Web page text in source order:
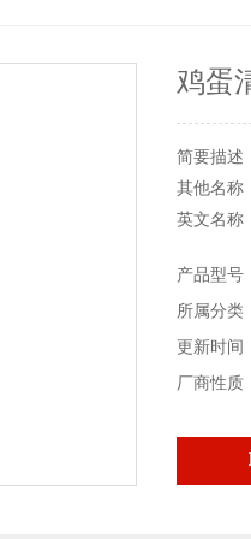
鸡蛋
简要描述
其他名称
英文名称
产品货号
产品规格
储存条
本产品仅
产品型号
所属分类
更新时间
厂商性质